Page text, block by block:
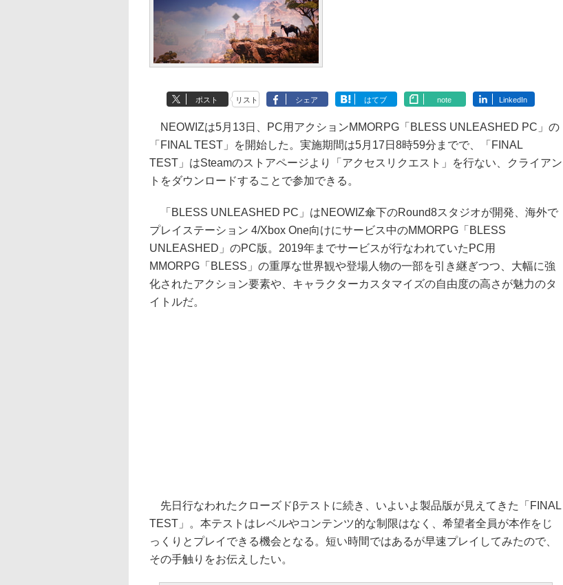
ポスト リスト シェア はてブ note LinkedIn
NEOWIZは5月13日、PC用アクションMMORPG「BLESS UNLEASHED PC」の
「FINAL TEST」を開始した。実施期間は5月17日8時59分までで、「FINAL
TEST」はSteamのストアページより「アクセスリクエスト」を行ない、クライアン
トをダウンロードすることで参加できる。
「BLESS UNLEASHED PC」はNEOWIZ傘下のRound8スタジオが開発、海外で
プレイステーション 4/Xbox One向けにサービス中のMMORPG「BLESS
UNLEASHED」のPC版。2019年までサービスが行なわれていたPC用
MMORPG「BLESS」の重厚な世界観や登場人物の一部を引き継ぎつつ、大幅に強
化されたアクション要素や、キャラクターカスタマイズの自由度の高さが魅力のタ
イトルだ。
先日行なわれたクローズドβテストに続き、いよいよ製品版が見えてきた「FINAL
TEST」。本テストはレベルやコンテンツ的な制限はなく、希望者全員が本作をじ
っくりとプレイできる機会となる。短い時間ではあるが早速プレイしてみたので、
その手触りをお伝えしたい。